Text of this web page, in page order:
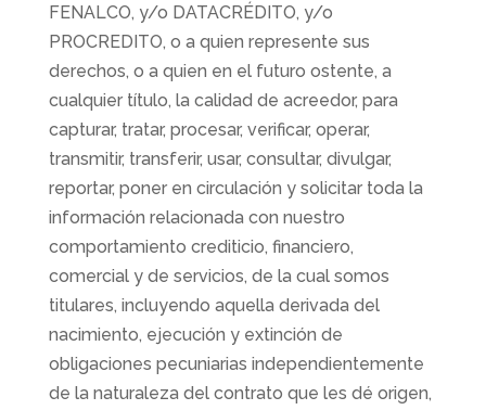
FENALCO, y/o DATACRÉDITO, y/o
PROCREDITO, o a quien represente sus
derechos, o a quien en el futuro ostente, a
cualquier título, la calidad de acreedor, para
capturar, tratar, procesar, verificar, operar,
transmitir, transferir, usar, consultar, divulgar,
reportar, poner en circulación y solicitar toda la
información relacionada con nuestro
comportamiento crediticio, financiero,
comercial y de servicios, de la cual somos
titulares, incluyendo aquella derivada del
nacimiento, ejecución y extinción de
obligaciones pecuniarias independientemente
de la naturaleza del contrato que les dé origen,